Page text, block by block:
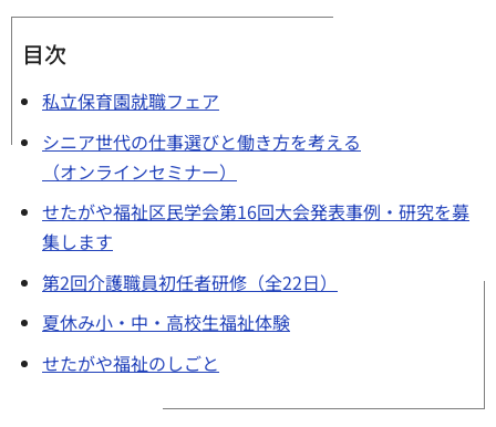
目次
私立保育園就職フェア
シニア世代の仕事選びと働き方を考える
（オンラインセミナー）
せたがや福祉区民学会第16回大会発表事例・研究を募
集します
第2回介護職員初任者研修（全22日）
夏休み小・中・高校生福祉体験
せたがや福祉のしごと